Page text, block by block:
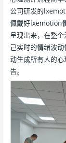
公司研发的
佩戴好lxemotion
呈现出来，在整
己实时的情绪波
动生成所有人的
告。